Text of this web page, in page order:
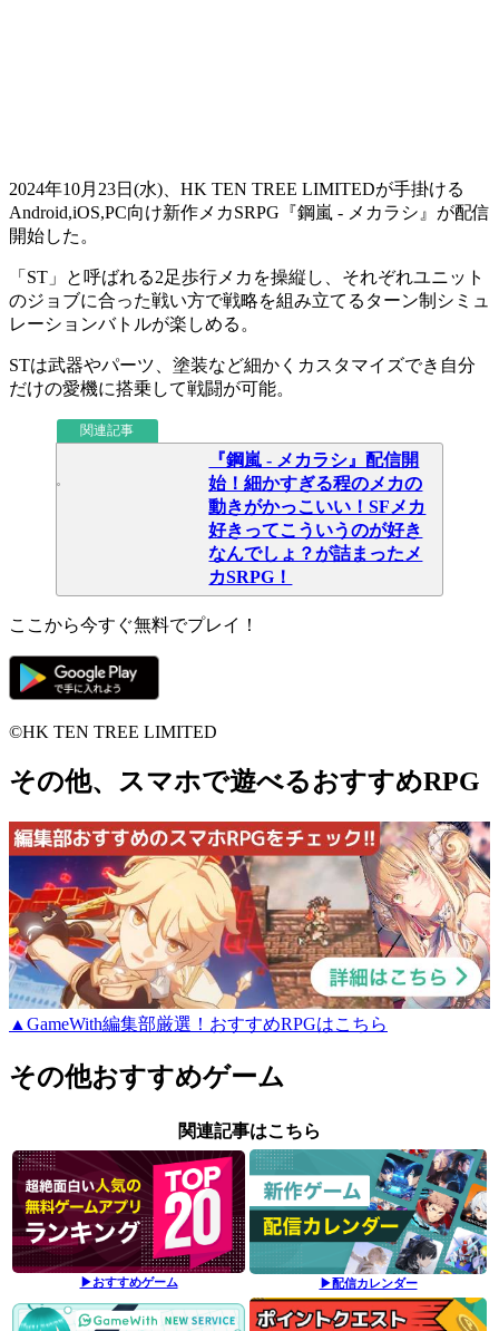
2024年10月23日(水)、HK TEN TREE LIMITEDが手掛ける
Android,iOS,PC向け新作メカSRPG 『鋼嵐 - メカラシ』 が配信
開始した。
「ST」と呼ばれる2足歩行メカを操縦し、それぞれユニット
のジョブに合った戦い方で戦略を組み立てる ターン制シミュ
レーションバトルが楽しめる。
STは武器やパーツ、塗装など細かくカスタマイズでき 自分
だけの愛機に搭乗して戦闘が可能。
関連記事
『鋼嵐 - メカラシ』配信開
始！細かすぎる程のメカの
動きがかっこいい！SFメカ
好きってこういうのが好き
なんでしょ？が詰まったメ
カSRPG！
ここから今すぐ無料でプレイ！
©HK TEN TREE LIMITED
その他、スマホで遊べるおすすめRPG
▲GameWith編集部厳選！おすすめRPGはこちら
その他おすすめゲーム
関連記事はこちら
▶おすすめゲーム ▶配信カレンダー